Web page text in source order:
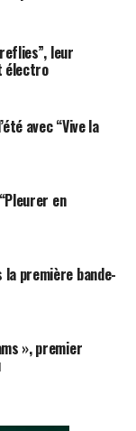
leur
électro
avec “Vive la
en
la première bande-
», premier